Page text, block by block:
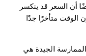
أن السعر قد ينكسر
الوقت متأخرًا جدًا
الجيدة هي